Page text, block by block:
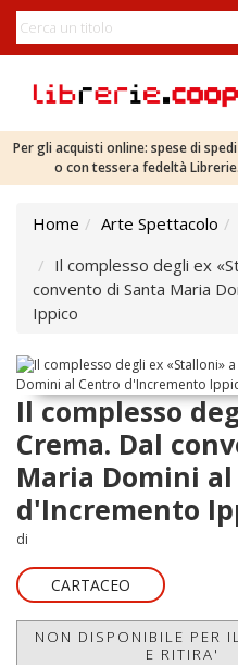
Per gli acquisti online: spese di
o con tessera fedeltà
Home Arte Spettacolo
Il complesso degli ex
convento di Santa Maria
Ippico
Il complesso
Crema. Dal
Maria Domini
d'Incremento
di
CARTACEO
NON DISPONIBILE PER
E RITIRA'